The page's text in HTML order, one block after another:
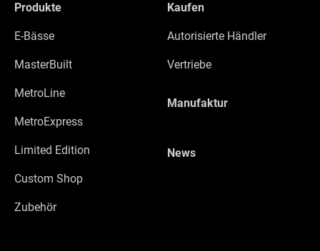
Produkte
E-Bässe
MasterBuilt
MetroLine
MetroExpress
Limited Edition
Custom Shop
Zubehör
Kaufen
Autorisierte Händler
Vertriebe
Manufaktur
News